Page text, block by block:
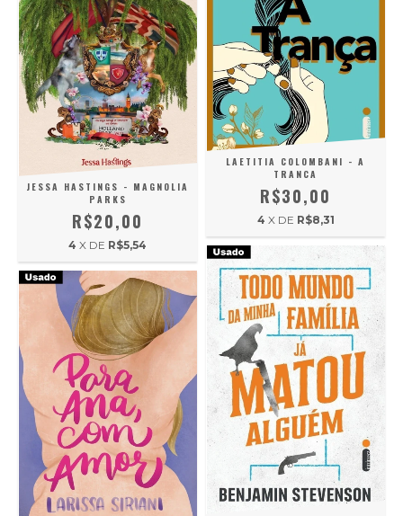
JESSA HASTINGS - MAGNOLIA
PARKS
R$20,00
4 X DE R$5,54
LAETITIA COLOMBANI - A
TRANCA
R$30,00
4 X DE R$8,31